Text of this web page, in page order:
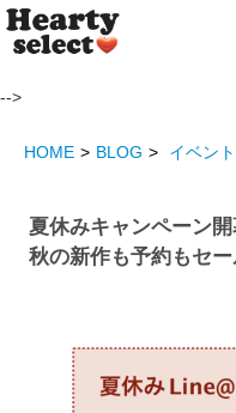
-->
HOME BLOG イベント
夏休みキャンペーン
秋の新作も予約もセ